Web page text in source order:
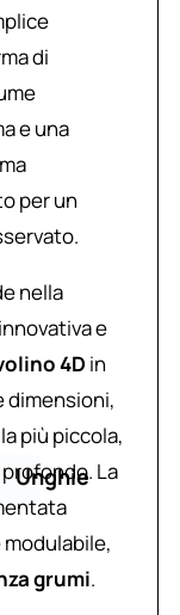
Unghie
di
e una
per un
nella
e
4D in
dimensioni,
più piccola,
La
grumi.